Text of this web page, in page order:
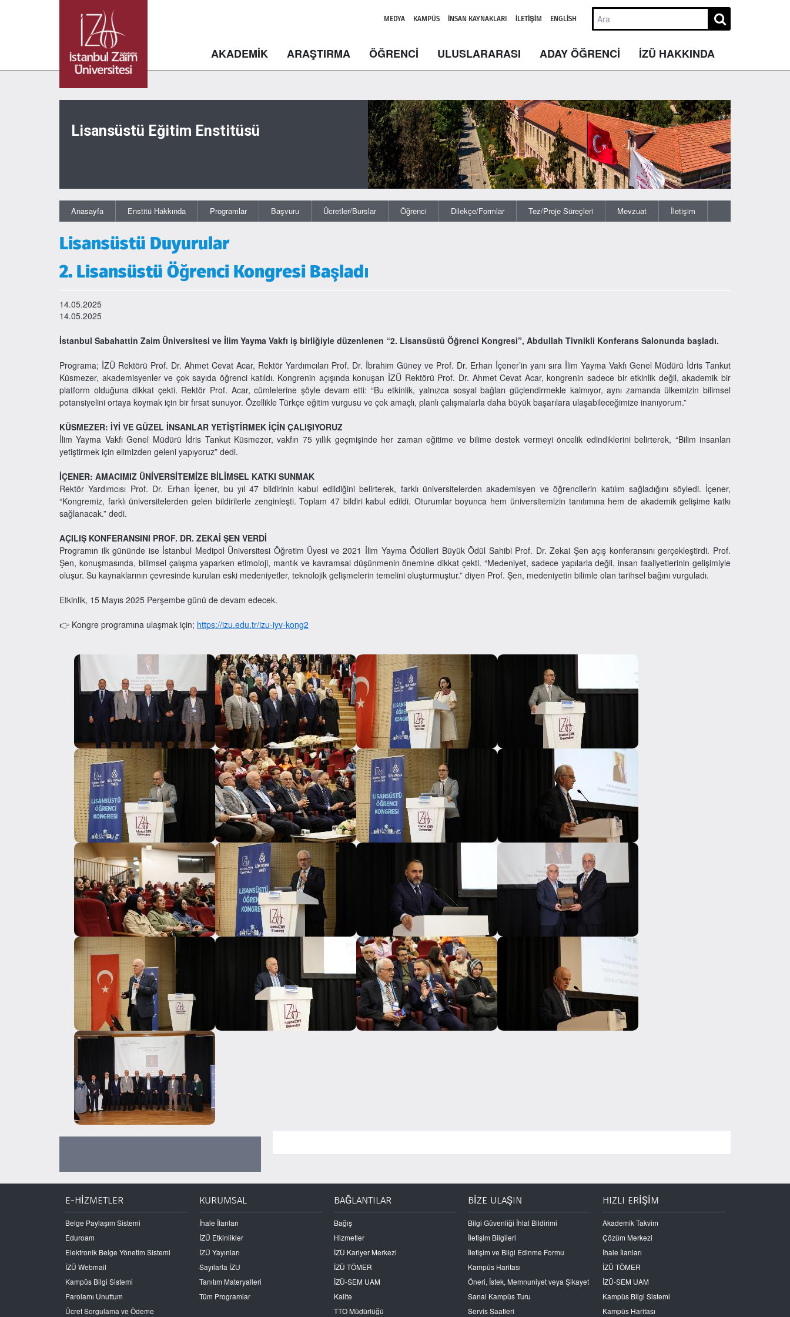
MEDYA KAMPÜS İNSAN KAYNAKLARI İLETIŞIM ENGLISH
AKADEMİK ARAŞTIRMA ÖĞRENCİ ULUSLARARASI ADAY ÖĞRENCİ İZÜ HAKKINDA
Lisansüstü Eğitim Enstitüsü
Anasayfa Enstitü Hakkında Programlar Başvuru Ücretler/Burslar Öğrenci Dilekçe/Formlar Tez/Proje Süreçleri Mevzuat İletişim
Lisansüstü Duyurular
2. Lisansüstü Öğrenci Kongresi Başladı
14.05.2025
14.05.2025
İstanbul Sabahattin Zaim Üniversitesi ve İlim Yayma Vakfı iş birliğiyle düzenlenen “2. Lisansüstü Öğrenci Kongresi”, Abdullah Tivnikli Konferans Salonunda başladı.
Programa; İZÜ Rektörü Prof. Dr. Ahmet Cevat Acar, Rektör Yardımcıları Prof. Dr. İbrahim Güney ve Prof. Dr. Erhan İçener’in yanı sıra İlim Yayma Vakfı Genel Müdürü İdris Tankut
Küsmezer, akademisyenler ve çok sayıda öğrenci katıldı. Kongrenin açışında konuşan İZÜ Rektörü Prof. Dr. Ahmet Cevat Acar, kongrenin sadece bir etkinlik değil, akademik bir
platform olduğuna dikkat çekti. Rektör Prof. Acar, cümlelerine şöyle devam etti: “Bu etkinlik, yalnızca sosyal bağları güçlendirmekle kalmıyor, aynı zamanda ülkemizin bilimsel
potansiyelini ortaya koymak için bir fırsat sunuyor. Özellikle Türkçe eğitim vurgusu ve çok amaçlı, planlı çalışmalarla daha büyük başarılara ulaşabileceğimize inanıyorum.”
KÜSMEZER: İYİ VE GÜZEL İNSANLAR YETİŞTİRMEK İÇİN ÇALIŞIYORUZ
İlim Yayma Vakfı Genel Müdürü İdris Tankut Küsmezer, vakfın 75 yıllık geçmişinde her zaman eğitime ve bilime destek vermeyi öncelik edindiklerini belirterek, “Bilim insanları
yetiştirmek için elimizden geleni yapıyoruz” dedi.
İÇENER: AMACIMIZ ÜNİVERSİTEMİZE BİLİMSEL KATKI SUNMAK
Rektör Yardımcısı Prof. Dr. Erhan İçener, bu yıl 47 bildirinin kabul edildiğini belirterek, farklı üniversitelerden akademisyen ve öğrencilerin katılım sağladığını söyledi. İçener,
“Kongremiz, farklı üniversitelerden gelen bildirilerle zenginleşti. Toplam 47 bildiri kabul edildi. Oturumlar boyunca hem üniversitemizin tanıtımına hem de akademik gelişime katkı
sağlanacak.” dedi.
AÇILIŞ KONFERANSINI PROF. DR. ZEKAİ ŞEN VERDİ
Programın ilk gününde ise İstanbul Medipol Üniversitesi Öğretim Üyesi ve 2021 İlim Yayma Ödülleri Büyük Ödül Sahibi Prof. Dr. Zekai Şen açış konferansını gerçekleştirdi. Prof.
Şen, konuşmasında, bilimsel çalışma yaparken etimoloji, mantık ve kavramsal düşünmenin önemine dikkat çekti. “Medeniyet, sadece yapılarla değil, insan faaliyetlerinin gelişimiyle
oluşur. Su kaynaklarının çevresinde kurulan eski medeniyetler, teknolojik gelişmelerin temelini oluşturmuştur.” diyen Prof. Şen, medeniyetin bilimle olan tarihsel bağını vurguladı.
Etkinlik, 15 Mayıs 2025 Perşembe günü de devam edecek.
👉 Kongre programına ulaşmak için; https://izu.edu.tr/izu-iyv-kong2
E-HİZMETLER
Belge Paylaşım Sistemi
Eduroam
Elektronik Belge Yönetim Sistemi
İZÜ Webmail
Kampüs Bilgi Sistemi
Parolamı Unuttum
Ücret Sorgulama ve Ödeme
KURUMSAL
İhale İlanları
İZÜ Etkinlikler
İZÜ Yayınları
Sayılarla İZU
Tanıtım Materyalleri
Tüm Programlar
BAĞLANTILAR
Bağış
Hizmetler
İZÜ Kariyer Merkezi
İZÜ TÖMER
İZÜ-SEM UAM
Kalite
TTO Müdürlüğü
BİZE ULAŞIN
Bilgi Güvenliği İhlal Bildirimi
İletişim Bilgileri
İletişim ve Bilgi Edinme Formu
Kampüs Haritası
Öneri, İstek, Memnuniyet veya Şikayet
Sanal Kampüs Turu
Servis Saatleri
HIZLI ERİŞİM
Akademik Takvim
Çözüm Merkezi
İhale İlanları
İZÜ TÖMER
İZÜ-SEM UAM
Kampüs Bilgi Sistemi
Kampüs Haritası